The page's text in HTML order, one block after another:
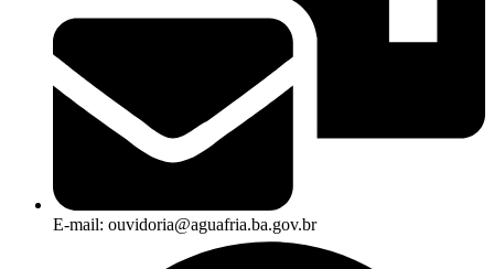
E-mail: ouvidoria@aguafria.ba.gov.br